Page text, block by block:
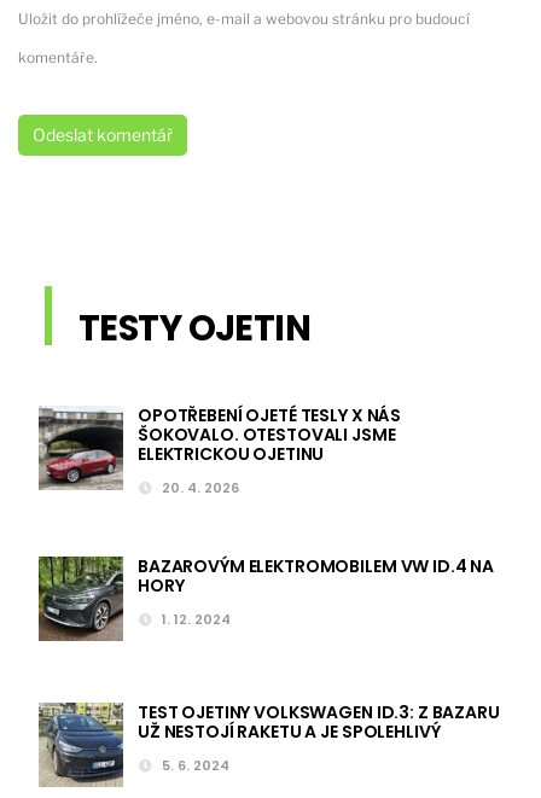
Uložit do prohlížeče jméno, e-mail a webovou stránku pro budoucí
komentáře.
TESTY OJETIN
OPOTŘEBENÍ OJETÉ TESLY X NÁS
ŠOKOVALO. OTESTOVALI JSME
ELEKTRICKOU OJETINU
20. 4. 2026
BAZAROVÝM ELEKTROMOBILEM VW ID.4 NA
HORY
1. 12. 2024
TEST OJETINY VOLKSWAGEN ID.3: Z BAZARU
UŽ NESTOJÍ RAKETU A JE SPOLEHLIVÝ
5. 6. 2024